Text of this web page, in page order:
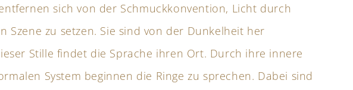
sich von der Schmuckkonvention, Licht durch
Szene zu setzen. Sie sind von der Dunkelheit her
Stille findet die Sprache ihren Ort. Durch ihre innere
System beginnen die Ringe zu sprechen. Dabei sind